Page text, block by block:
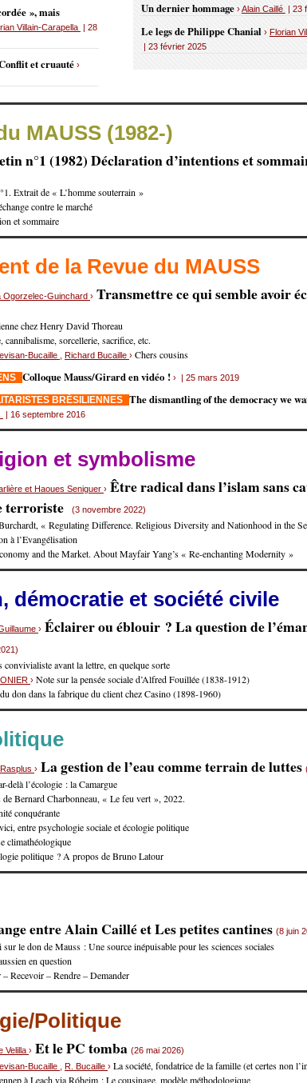
Un dernier hommage ›Alain Caillé | 23
Le legs de Philippe Chanial › Florian
| 23 février 2025
», mais
Villain-Carapella | 28
et cruauté ›
MAUSS (1982-)
n°1 (1982) Déclaration d’intentions et
Extrait de « L’homme souterrain »
contre le marché
et sommaire
de la Revue du MAUSS
Ogorzelec-Guinchard › Transmettre ce qui semble avoir
chez Henry David Thoreau
cannibalisme, sorcellerie, sacrifice, etc.
Bucaille Richard Bucaille › Chers cousins
Colloque Mauss/Girard en vidéo ! › | 25 mars 2019
BRÉSILIENNES The dismantling of the democracy we
| 16 septembre 2016
et symbolisme
et Haoues Seniguer › Être radical dans l’islam sans
terroriste
(3 novembre 2022)
« Regulating Difference. Religious Diversity and Nationhood in the
à l’Evangélisation
and the Market. About Mayfair Yang’s « Re-enchanting Modernity »
démocratie et société civile
› Éclairer ou éblouir ? La question de
convivialiste avant la lettre, en quelque sorte
› Note sur la pensée sociale d’Alfred Fouillée (1838-1912)
don dans la fabrique du client chez Casino (1898-1960)
› La gestion de l’eau comme terrain de luttes
delà l’écologie : la Camargue
Bernard Charbonneau, « Le feu vert », 2022.
conquérante
entre psychologie sociale et écologie politique
climathéologique
politique ? A propos de Bruno Latour
entre Alain Caillé et Les petites cantines (8 juin
sur le don de Mauss : Une source inépuisable pour les sciences sociales
en question
Recevoir – Rendre – Demander
Politique
Velilla › Et le PC tomba (26 mai 2026)
Bucaille R. Bucaille › La société, fondatrice de la famille (et certes non
à Leach via Róheim : Le cousinage, modèle méthodologique